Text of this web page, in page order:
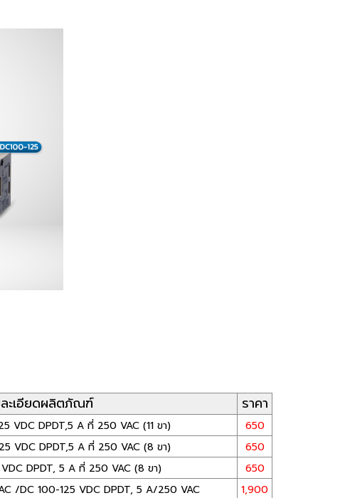
ะเอียดผลิตภัณฑ์ ราคา
VDC DPDT,5 A ที่ 250 VAC (11 ขา)
650
VDC DPDT,5 A ที่ 250 VAC (8 ขา)
650
DPDT, 5 A ที่ 250 VAC (8 ขา)
650
/DC 100-125 VDC DPDT, 5 A/250 VAC
1,900